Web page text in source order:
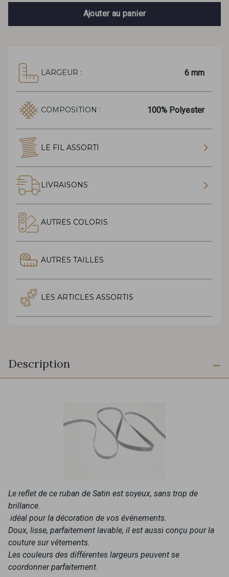
Ajouter au panier
LARGEUR : 6 mm
COMPOSITION : 100% Polyester
LE FIL ASSORTI
LIVRAISONS
AUTRES COLORIS
AUTRES TAILLES
LES ARTICLES ASSORTIS
Description
Le reflet de ce ruban de Satin est soyeux, sans trop de
brillance.
idéal pour la décoration de vos événements.
Doux, lisse, parfaitement lavable, il est aussi conçu pour la
couture sur vêtements.
Les couleurs des différentes largeurs peuvent se
coordonner parfaitement.